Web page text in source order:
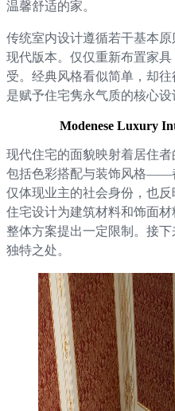
温馨舒适的家。
传统室内设计遵循若干基本
现代版本。仅仅重新布置家
受。经典风格看似简单，却
是赋予住宅隽永气质的核心设
Modenese Luxury
现代住宅的面貌映射着居住
包括色彩搭配与装饰风格——
仅体现业主的社会身份，也
住宅设计为建筑材料和饰面
整体方案提出一定限制。接
独特之处。